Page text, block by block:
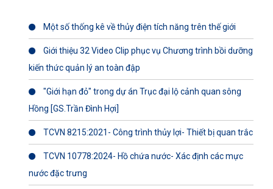
Một số thống kê về thủy điện tích năng trên thế giới
Giới thiệu 32 Video Clip phục vụ Chương trình bồi dưỡng
kiến thức quản lý an toàn đập
"Giới hạn đỏ" trong dự án Trục đại lộ cảnh quan sông
Hồng [GS.Trần Đình Hợi]
TCVN 8215:2021- Công trình thủy lợi- Thiết bị quan trắc
TCVN 10778:2024- Hồ chứa nước- Xác định các mực
nước đặc trưng